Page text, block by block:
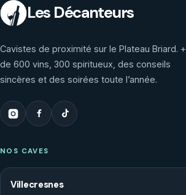
Les Décanteurs
Cavistes de proximité sur le Plateau Briard. +
de 600 vins, 300 spiritueux, des conseils
sincères et des soirées toute l’année.
NOS CAVES
Villecresnes